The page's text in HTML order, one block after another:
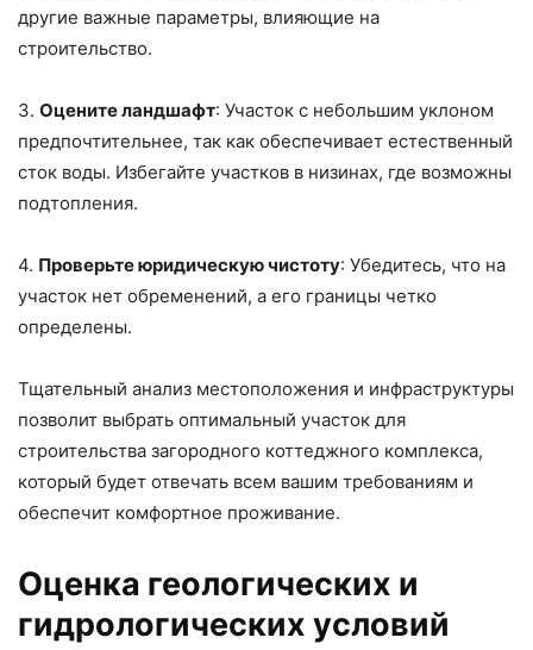
другие важные параметры, влияющие на
строительство.
3. Оцените ландшафт: Участок с небольшим уклоном
предпочтительнее, так как обеспечивает естественный
сток воды. Избегайте участков в низинах, где возможны
подтопления.
4. Проверьте юридическую чистоту: Убедитесь, что на
участок нет обременений, а его границы четко
определены.
Тщательный анализ местоположения и инфраструктуры
позволит выбрать оптимальный участок для
строительства загородного коттеджного комплекса,
который будет отвечать всем вашим требованиям и
обеспечит комфортное проживание.
Оценка геологических и
гидрологических условий